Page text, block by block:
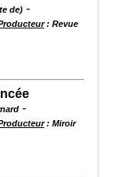
de) -
: Revue
-
: Miroir